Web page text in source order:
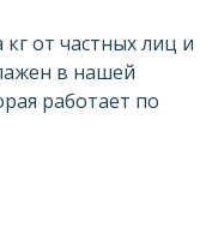
от частных лиц и
в нашей
работает по